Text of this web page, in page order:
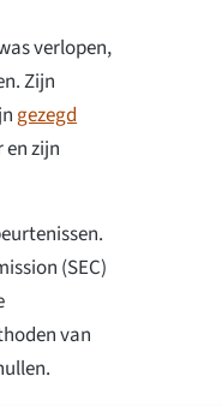
verlopen,
Zijn
gezegd
zijn
(SEC)
van